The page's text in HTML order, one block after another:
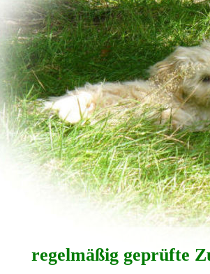
regelmäßig geprüfte